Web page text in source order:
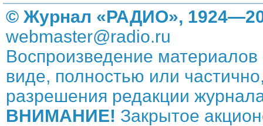
© Журнал «РАДИО»,
webmaster@radio.ru
Воспроизведение
виде, полностью или
разрешения редакции
ВНИМАНИЕ! Закрытое